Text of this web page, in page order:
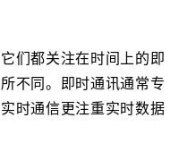
们都关注在时间上的即
不同。即时通讯通常专
时通信更注重实时数据